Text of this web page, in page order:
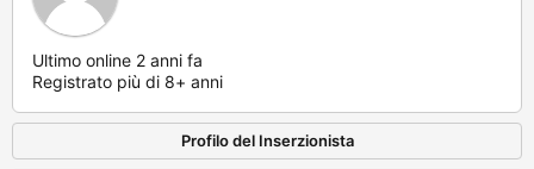
Ultimo online 2 anni fa
Registrato più di 8+ anni
Profilo del Inserzionista